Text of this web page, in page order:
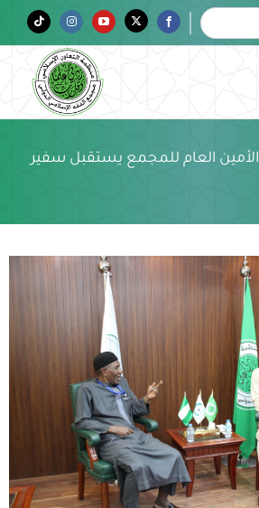
Facebook
Twitter
YouTube
Instagram
Tiktok
الأمين العام للمجمع يستقبل سفير